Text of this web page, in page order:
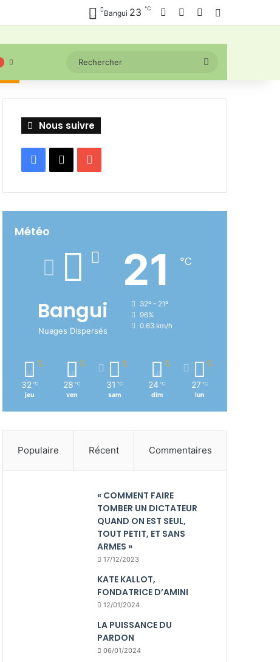
Bangui 23 ℃ Facebook YouTube
Rechercher
Nous suivre
Facebook
X
Météo
Bangui
Nuages Dispersés
21 ℃
32º - 21º
96%
0.63 km/h
32 ℃
jeu
28 ℃
ven
31 ℃
sam
24 ℃
dim
27 ℃
lun
Populaire Récent Commentaires
« COMMENT FAIRE
TOMBER UN DICTATEUR
QUAND ON EST SEUL,
TOUT PETIT, ET SANS
ARMES »
17/12/2023
KATE KALLOT,
FONDATRICE D’AMINI
12/01/2024
LA PUISSANCE DU
PARDON
06/01/2024